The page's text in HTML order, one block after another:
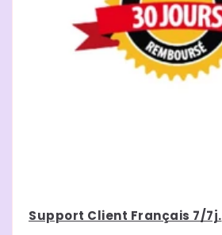
Support Client Français 7/7j.